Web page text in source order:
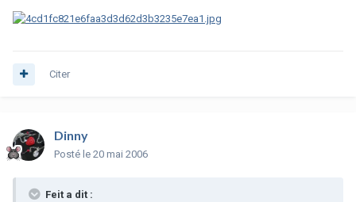
Citer
Dinny
Posté le 20 mai 2006
Feit a dit :